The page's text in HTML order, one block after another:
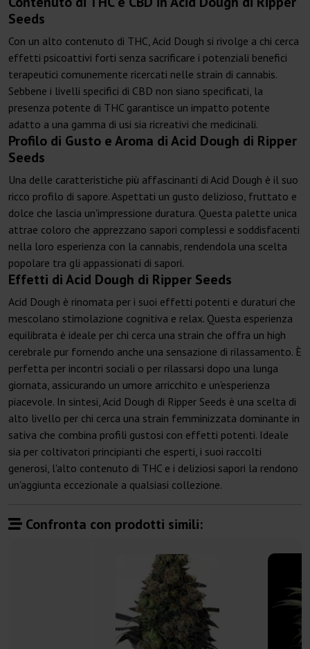
Seeds
Con un alto contenuto di THC, Acid Dough si rivolge a chi cerca
effetti psicoattivi forti senza sacrificare i potenziali benefici
terapeutici comunemente ricercati nelle strain di cannabis.
Sebbene i livelli specifici di CBD non siano specificati, la
presenza potente di THC garantisce un impatto potente
adatto a una gamma di usi sia ricreativi che medicinali.
Profilo di Gusto e Aroma di Acid Dough di Ripper
Seeds
Una delle caratteristiche più affascinanti di Acid Dough è il suo
ricco profilo di sapore. Aspettati un gusto delizioso, fruttato e
dolce che lascia un'impressione duratura. Questa palette unica
attrae coloro che apprezzano sapori complessi e soddisfacenti
nella loro esperienza con la cannabis, rendendola una scelta
popolare tra gli appassionati di sapori.
Effetti di Acid Dough di Ripper Seeds
Acid Dough è rinomata per i suoi effetti potenti e duraturi che
mescolano stimolazione cognitiva e relax. Questa esperienza
equilibrata è ideale per chi cerca una strain che offra un high
cerebrale pur fornendo anche una sensazione di rilassamento. È
perfetta per incontri sociali o per rilassarsi dopo una lunga
giornata, assicurando un umore arricchito e un'esperienza
piacevole. In sintesi, Acid Dough di Ripper Seeds è una scelta di
alto livello per chi cerca una strain femminizzata dominante in
sativa che combina profili gustosi con effetti potenti. Ideale
sia per coltivatori principianti che esperti, i suoi raccolti
generosi, l'alto contenuto di THC e i deliziosi sapori la rendono
un'aggiunta eccezionale a qualsiasi collezione.
Confronta con prodotti simili: